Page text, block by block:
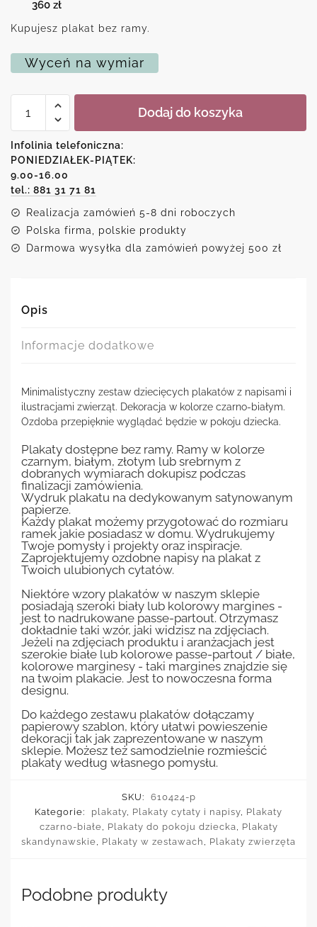
360 zł
Kupujesz plakat bez ramy.
Wyceń na wymiar
Zestaw
plakatów
zwierzętami
Dodaj do koszyka
Infolinia telefoniczna:
PONIEDZIAŁEK-PIĄTEK:
9.00-16.00
tel.: 881 31 71 81
Realizacja zamówień 5-8 dni roboczych
Polska firma, polskie produkty
Darmowa wysyłka dla zamówień powyżej 500 zł
Opis
Informacje dodatkowe
Minimalistyczny zestaw dziecięcych plakatów z napisami i
ilustracjami zwierząt. Dekoracja w kolorze czarno-białym.
Ozdoba przepięknie wyglądać będzie w pokoju dziecka.
Plakaty dostępne bez ramy. Ramy w kolorze
czarnym, białym, złotym lub srebrnym z
dobranych wymiarach dokupisz podczas
finalizacji zamówienia.
Wydruk plakatu na dedykowanym satynowanym
papierze.
Każdy plakat możemy przygotować do rozmiaru
ramek jakie posiadasz w domu. Wydrukujemy
Twoje pomysły i projekty oraz inspiracje.
Zaprojektujemy ozdobne napisy na plakat z
Twoich ulubionych cytatów.
Niektóre wzory plakatów w naszym sklepie
posiadają szeroki biały lub kolorowy margines -
jest to nadrukowane passe-partout. Otrzymasz
dokładnie taki wzór, jaki widzisz na zdjęciach.
Jeżeli na zdjęciach produktu i aranżacjach jest
szerokie białe lub kolorowe passe-partout / białe,
kolorowe marginesy - taki margines znajdzie się
na twoim plakacie. Jest to nowoczesna forma
designu.
Do każdego zestawu plakatów dołączamy
papierowy szablon, który ułatwi powieszenie
dekoracji tak jak zaprezentowane w naszym
sklepie. Możesz też samodzielnie rozmieścić
plakaty według własnego pomysłu.
SKU:
610424-p
Kategorie:
plakaty Plakaty cytaty i napisy Plakaty
czarno-białe
Plakaty do pokoju dziecka
Plakaty
skandynawskie
Plakaty w zestawach Plakaty zwierzęta
Podobne produkty